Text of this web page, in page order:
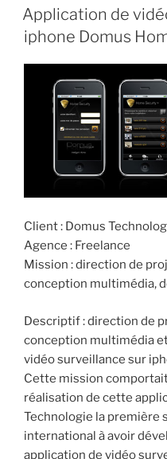
Application de
iphone Domus
Client : Domus
Agence : Freelance
Mission : direction de
conception multimédia,
Descriptif : direction de
conception multimédia
vidéo surveillance sur
Cette mission
réalisation de cette
Technologie la première
international à avoir
application de vidéo